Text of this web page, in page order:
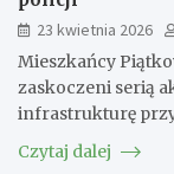
23 kwietnia 2026
Mieszkańcy
zaskoczeni serią
infrastrukturę
Czytaj dalej